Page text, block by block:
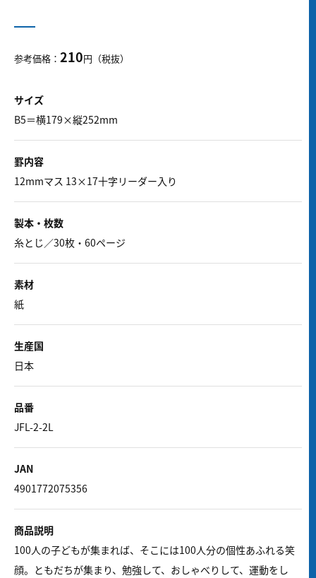
参考価格： 210円（税抜）
サイズ
B5＝横179×縦252mm
罫内容
12mmマス 13×17十字リーダー入り
製本・枚数
糸とじ／30枚・60ページ
素材
紙
生産国
日本
品番
JFL-2-2L
JAN
4901772075356
商品説明
100人の子どもが集まれば、そこには100人分の個性あふれる笑
顔。ともだちが集まり、勉強して、おしゃべりして、運動をし